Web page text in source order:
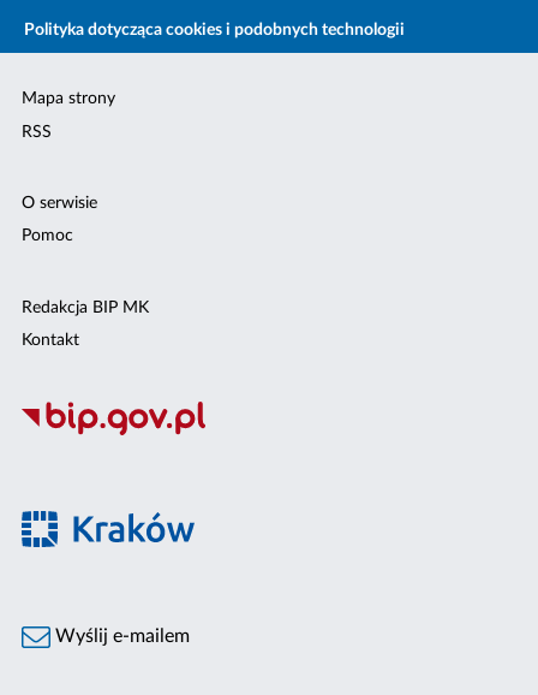
Polityka dotycząca cookies i podobnych technologii
Mapa strony
RSS
O serwisie
Pomoc
Redakcja BIP MK
Kontakt
Wyślij e-mailem